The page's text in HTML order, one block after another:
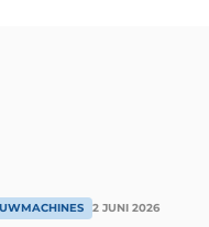
2 JUNI 2026